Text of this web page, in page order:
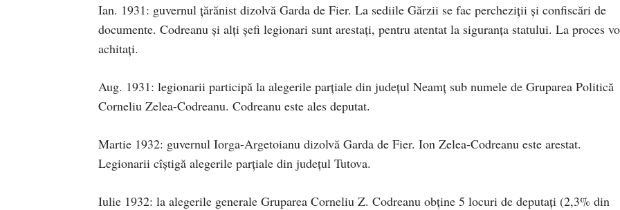
Ian. 1931: guvernul ţărănist dizolvă Garda de Fier. La sediile Gărzii se fac percheziţii şi confiscări de
documente. Codreanu şi alţi şefi legionari sunt arestaţi, pentru atentat la siguranţa statului. La proces
achitaţi.
Aug. 1931: legionarii participă la alegerile parţiale din judeţul Neamţ sub numele de Gruparea Politică
Corneliu Zelea-Codreanu. Codreanu este ales deputat.
Martie 1932: guvernul Iorga-Argetoianu dizolvă Garda de Fier. Ion Zelea-Codreanu este arestat.
Legionarii cîştigă alegerile parţiale din judeţul Tutova.
Iulie 1932: la alegerile generale Gruparea Corneliu Z. Codreanu obţine 5 locuri de deputaţi (2,3% din